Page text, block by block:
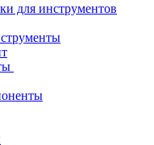
для инструментов